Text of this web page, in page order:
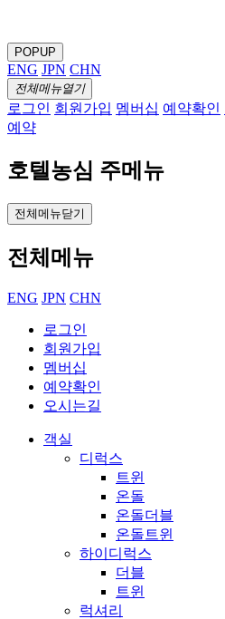
POPUP
ENG JPN CHN
전체메뉴열기
로그인 회원가입 멤버십 예약확인
예약
호텔농심 주메뉴
전체메뉴닫기
전체메뉴
ENG JPN CHN
로그인
회원가입
멤버십
예약확인
오시는길
객실
디럭스
트윈
온돌
온돌더블
온돌트윈
하이디럭스
더블
트윈
럭셔리